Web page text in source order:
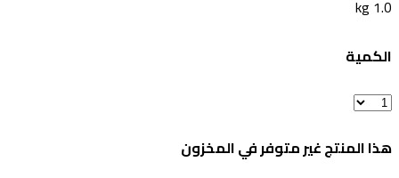
1.0 kg
الكمية
هذا المنتج غير متوفر في المخزون